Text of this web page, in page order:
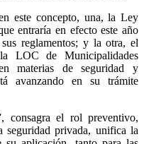
este concepto, una, la Ley
entraría en efecto este año
reglamentos; y la otra, el
LOC de Municipalidades
materias de seguridad y
avanzando en su trámite
consagra el rol preventivo,
seguridad privada, unifica la